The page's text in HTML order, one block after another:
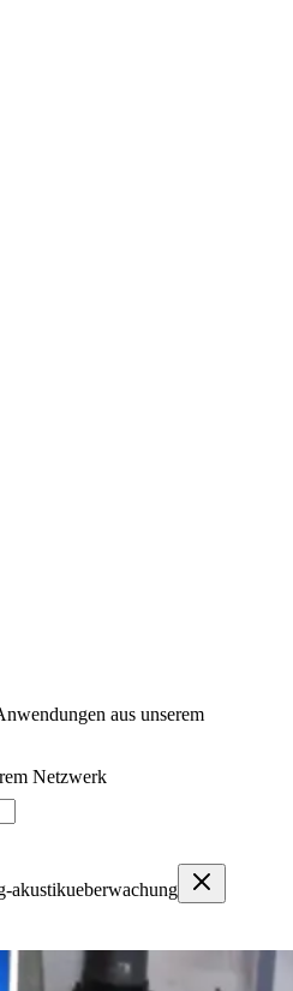
aus unserem
Netzwerk
akustikueberwachung